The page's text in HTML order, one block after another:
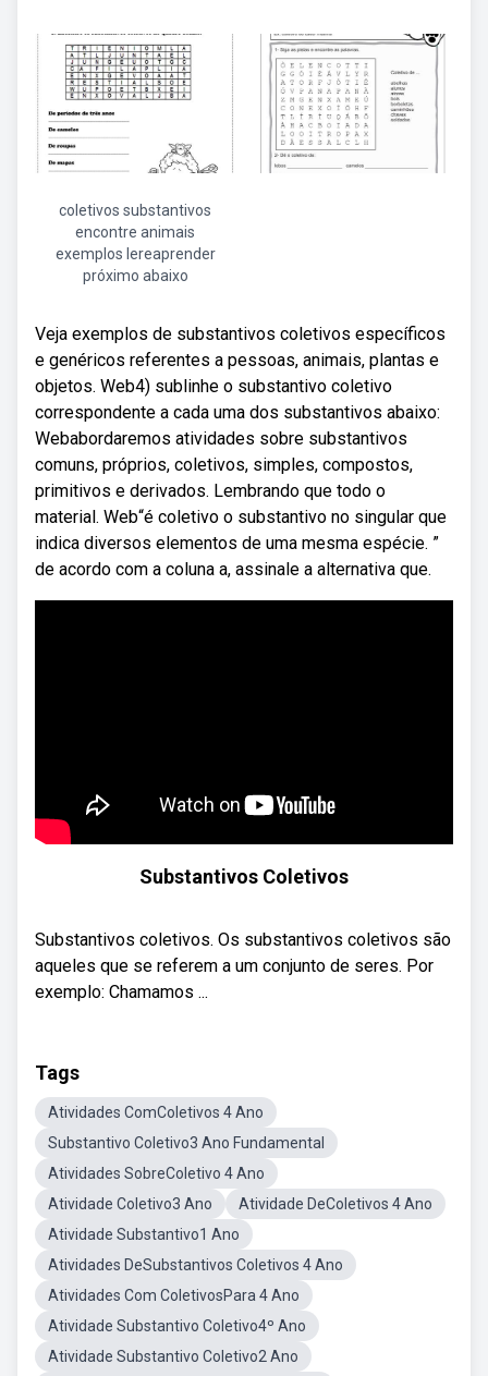
coletivos substantivos
encontre animais
exemplos lereaprender
próximo abaixo
Veja exemplos de substantivos coletivos específicos
e genéricos referentes a pessoas, animais, plantas e
objetos. Web4) sublinhe o substantivo coletivo
correspondente a cada uma dos substantivos abaixo:
Webabordaremos atividades sobre substantivos
comuns, próprios, coletivos, simples, compostos,
primitivos e derivados. Lembrando que todo o
material. Web“é coletivo o substantivo no singular que
indica diversos elementos de uma mesma espécie. ”
de acordo com a coluna a, assinale a alternativa que.
Substantivos Coletivos
Substantivos coletivos. Os substantivos coletivos são
aqueles que se referem a um conjunto de seres. Por
exemplo: Chamamos ...
Tags
Atividades ComColetivos 4 Ano
Substantivo Coletivo3 Ano Fundamental
Atividades SobreColetivo 4 Ano
Atividade Coletivo3 Ano
Atividade DeColetivos 4 Ano
Atividade Substantivo1 Ano
Atividades DeSubstantivos Coletivos 4 Ano
Atividades Com ColetivosPara 4 Ano
Atividade Substantivo Coletivo4º Ano
Atividade Substantivo Coletivo2 Ano